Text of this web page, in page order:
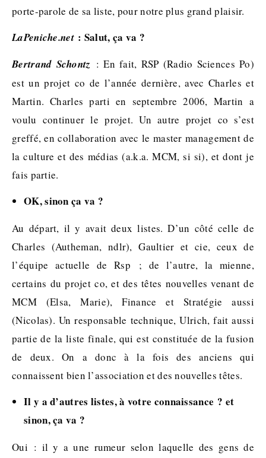
porte-parole de sa liste, pour notre plus grand plaisir.
LaPeniche.net: Salut, ça va ?
Bertrand Schontz : En fait, RSP (Radio Sciences Po)
est un projet co de l’année dernière, avec Charles et
Martin. Charles parti en septembre 2006, Martin a
voulu continuer le projet. Un autre projet co s’est
greffé, en collaboration avec le master management de
la culture et des médias (a.k.a. MCM, si si), et dont je
fais partie.
OK, sinon ça va ?
Au départ, il y avait deux listes. D’un côté celle de
Charles (Autheman, ndlr), Gaultier et cie, ceux de
l’équipe actuelle de Rsp ; de l’autre, la mienne,
certains du projet co, et des têtes nouvelles venant de
MCM (Elsa, Marie), Finance et Stratégie aussi
(Nicolas). Un responsable technique, Ulrich, fait aussi
partie de la liste finale, qui est constituée de la fusion
de deux. On a donc à la fois des anciens qui
connaissent bien l’association et des nouvelles têtes.
Il y a d’autres listes, à votre connaissance ? et
sinon, ça va ?
Oui : il y a une rumeur selon laquelle des gens de